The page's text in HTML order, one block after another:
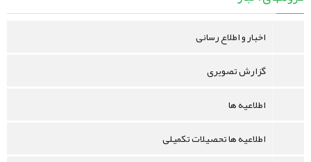
اخبار و اطلاع رسانی
گزارش تصویری
اطلاعیه ها
اطلاعیه ها تحصیلات تکمیلی